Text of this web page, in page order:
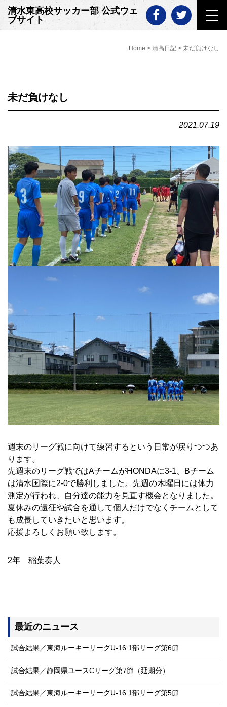
Skip
to
content
清水東高校サッカー部 公式ウェ
ブサイト
Home > 清高日記 > 未だ負けなし
未だ負けなし
2021.07.19
週末のリーグ戦に向けて練習するという日常が戻りつつあ
ります。
先週末のリーグ戦ではAチームがHONDAに3-1、Bチーム
は清水国際に2-0で勝利しました。先週の木曜日には体力
測定が行われ、自分達の能力を見直す機会となりました。
夏休みの遠征や試合を通して個人だけでなくチームとして
も成長していきたいと思います。
応援よろしくお願い致します。
2年 稲葉奏人
最近のニュース
試合結果／東海ルーキーリーグU-16 1部リーグ第6節
試合結果／静岡県ユースCリーグ第7節（延期分）
試合結果／東海ルーキーリーグU-16 1部リーグ第5節